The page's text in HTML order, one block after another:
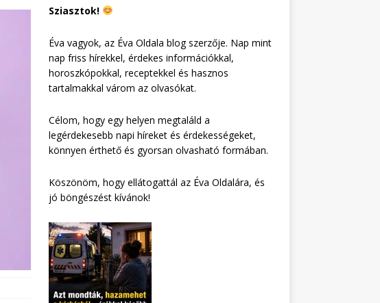
Sziasztok!
Éva vagyok, az Éva Oldala blog szerzője. Nap mint
nap friss hírekkel, érdekes információkkal,
horoszkópokkal, receptekkel és hasznos
tartalmakkal várom az olvasókat.
Célom, hogy egy helyen megtaláld a
legérdekesebb napi híreket és érdekességeket,
könnyen érthető és gyorsan olvasható formában.
Köszönöm, hogy ellátogattál az Éva Oldalára, és
jó böngészést kívánok!